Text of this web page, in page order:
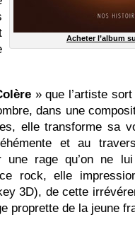
Acheter l’album
» que l’artiste
dans une
elle transforme sa
et au
une rage qu’on ne
rock, elle
3D), de cette
proprette de la jeune